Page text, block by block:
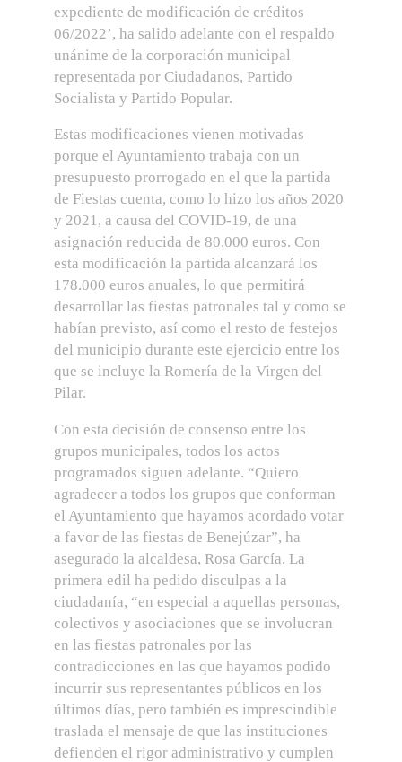
expediente de modificación de créditos
06/2022’, ha salido adelante con el respaldo
unánime de la corporación municipal
representada por Ciudadanos, Partido
Socialista y Partido Popular.
Estas modificaciones vienen motivadas
porque el Ayuntamiento trabaja con un
presupuesto prorrogado en el que la partida
de Fiestas cuenta, como lo hizo los años 2020
y 2021, a causa del COVID-19, de una
asignación reducida de 80.000 euros. Con
esta modificación la partida alcanzará los
178.000 euros anuales, lo que permitirá
desarrollar las fiestas patronales tal y como se
habían previsto, así como el resto de festejos
del municipio durante este ejercicio entre los
que se incluye la Romería de la Virgen del
Pilar.
Con esta decisión de consenso entre los
grupos municipales, todos los actos
programados siguen adelante. “Quiero
agradecer a todos los grupos que conforman
el Ayuntamiento que hayamos acordado votar
a favor de las fiestas de Benejúzar”, ha
asegurado la alcaldesa, Rosa García. La
primera edil ha pedido disculpas a la
ciudadanía, “en especial a aquellas personas,
colectivos y asociaciones que se involucran
en las fiestas patronales por las
contradicciones en las que hayamos podido
incurrir sus representantes públicos en los
últimos días, pero también es imprescindible
traslada el mensaje de que las instituciones
defienden el rigor administrativo y cumplen